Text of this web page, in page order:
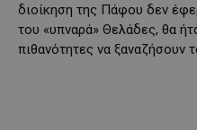
διοίκηση της Πάφου δεν
του «υπναρά» Θελάδες, θα
πιθανότητες να ξαναζήσουν